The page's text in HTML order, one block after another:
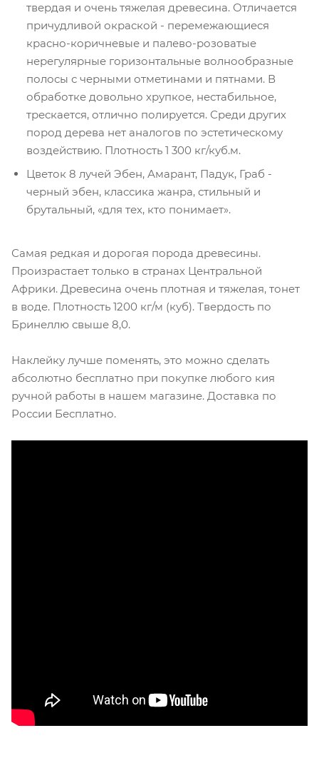
твердая и очень тяжелая древесина. Отличается
причудливой окраской - перемежающиеся
красно-коричневые и палево-розоватые
нерегулярные горизонтальные волнообразные
полосы с черными отметинами и пятнами. В
обработке довольно хрупкое, нестабильное,
трескается, отлично полируется. Среди других
пород дерева нет аналогов по эстетическому
воздействию. Плотность 1 300 кг/куб.м.
Цветок 8 лучей Эбен, Амарант, Падук, Граб -
черный эбен, классика жанра, стильный и
брутальный, «для тех, кто понимает».
Самая редкая и дорогая порода древесины.
Произрастает только в странах Центральной
Африки. Древесина очень плотная и тяжелая, тонет
в воде. Плотность 1200 кг/м (куб). Твердость по
Бринеллю свыше 8,0.
Наклейку лучше поменять, это можно сделать
абсолютно бесплатно при покупке любого кия
ручной работы в нашем магазине. Доставка по
России Бесплатно.